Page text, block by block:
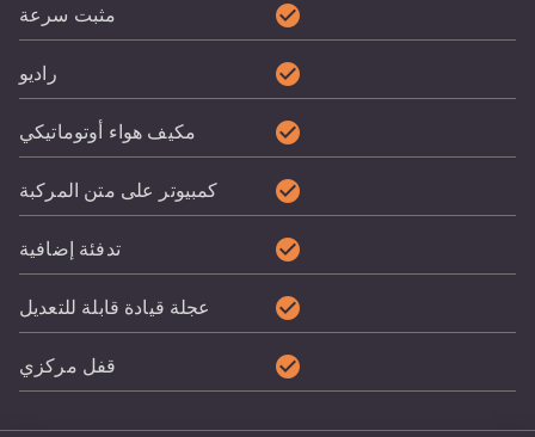
مثبت سرعة check_circle
راديو check_circle
مكيف هواء أوتوماتيكي check_circle
كمبيوتر على متن المركبة check_circle
تدفئة إضافية check_circle
عجلة قيادة قابلة للتعديل check_circle
قفل مركزي check_circle